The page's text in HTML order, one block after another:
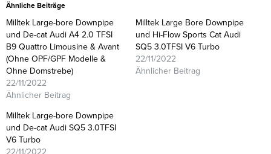
Ähnliche Beiträge
Milltek Large-bore Downpipe
und De-cat Audi A4 2.0 TFSI
B9 Quattro Limousine & Avant
(Ohne OPF/GPF Modelle &
Ohne Domstrebe)
22/11/2022
Ähnlicher Beitrag
Milltek Large Bore Downpipe
und Hi-Flow Sports Cat Audi
SQ5 3.0TFSI V6 Turbo
22/11/2022
Ähnlicher Beitrag
Milltek Large-bore Downpipe
und De-cat Audi SQ5 3.0TFSI
V6 Turbo
22/11/2022